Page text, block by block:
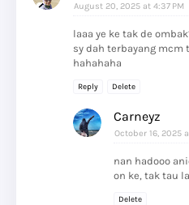
August 20, 2025 at 4:37 PM
laaa ye ke tak de
sy dah terbayang
hahahaha
Reply Delete
Carneyz
October 16, 2025
nan hadooo
on ke, tak tau
Delete